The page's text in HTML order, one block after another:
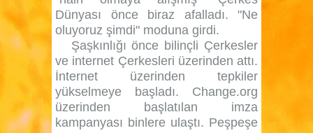
Dünyası önce biraz afalladı. "Ne
oluyoruz şimdi" moduna girdi.
Şaşkınlığı önce bilinçli Çerkesler
ve internet Çerkesleri üzerinden attı.
İnternet üzerinden tepkiler
yükselmeye başladı. Change.org
üzerinden başlatılan imza
kampanyası binlere ulaştı. Peşpeşe